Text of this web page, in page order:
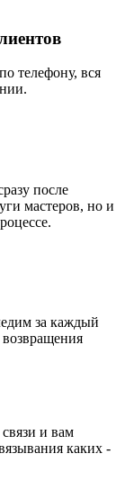
телефону, вся
после
мастеров, но и
за каждый
и вам
каких -